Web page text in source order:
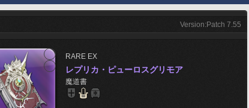
Version:Patch 7.55
RARE EX
レプリカ・ピューロスグリモア
魔道書